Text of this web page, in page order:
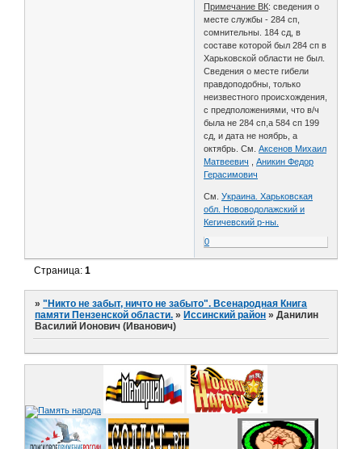
Примечание ВК: сведения о
месте службы - 284 сп,
сомнительны. 184 сд, в
составе которой был 284 сп в
Харьковской области не был.
Сведения о месте гибели
правдоподобны, только
неизвестного происхождения,
с предположениями, что в/ч
была не 284 сп,а 584 сп 199
сд, и дата не ноябрь, а
октябрь. См.Аксенов Михаил
Матвеевич ,Аникин Федор
Герасимович
См.Украина. Харьковская
обл. Нововодолажский и
Кегичевский р-ны.
0
Страница:1
»"Никто не забыт, ничто не забыто". Всенародная Книга
памяти Пензенской области. » Иссинский район »Данилин
Василий Ионович (Иванович)